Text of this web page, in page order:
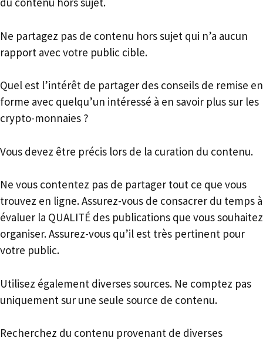
Ne partagez pas de contenu hors sujet qui n’a aucun
rapport avec votre public cible.
Quel est l’intérêt de partager des conseils de remise en
forme avec quelqu’un intéressé à en savoir plus sur les
crypto-monnaies ?
Vous devez être précis lors de la curation du contenu.
Ne vous contentez pas de partager tout ce que vous
trouvez en ligne. Assurez-vous de consacrer du temps à
évaluer la QUALITÉ des publications que vous souhaitez
organiser. Assurez-vous qu’il est très pertinent pour
votre public.
Utilisez également diverses sources. Ne comptez pas
uniquement sur une seule source de contenu.
Recherchez du contenu provenant de diverses